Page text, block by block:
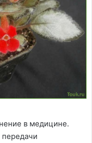
в медицине.
передачи